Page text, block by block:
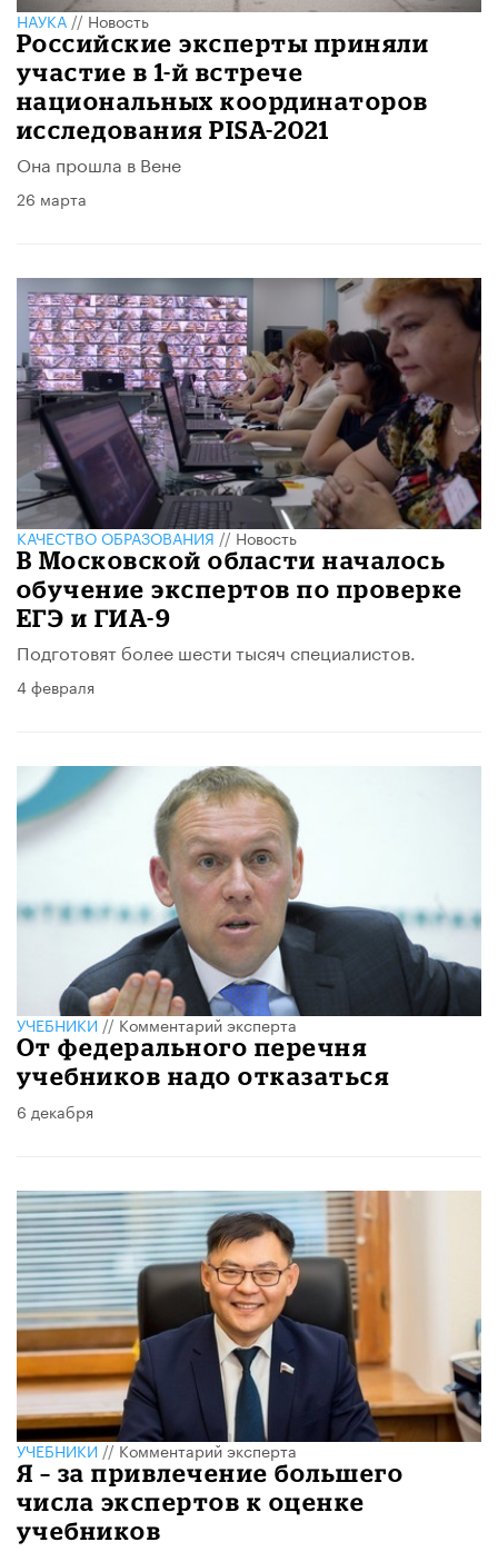
НАУКА//Новость
Российские эксперты приняли
участие в 1-й встрече
национальных координаторов
исследования PISA-2021
Она прошла в Вене
26 марта
КАЧЕСТВО ОБРАЗОВАНИЯ//Новость
В Московской области началось
обучение экспертов по проверке
ЕГЭ и ГИА-9
Подготовят более шести тысяч специалистов.
4 февраля
УЧЕБНИКИ//Комментарий эксперта
От федерального перечня
учебников надо отказаться
6 декабря
УЧЕБНИКИ//Комментарий эксперта
Я – за привлечение большего
числа экспертов к оценке
учебников